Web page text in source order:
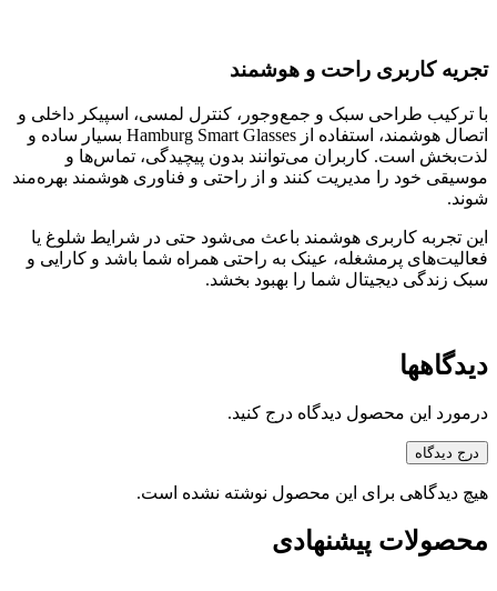
تجریه کاربری راحت و هوشمند
با ترکیب طراحی سبک و جمع‌وجور، کنترل لمسی، اسپیکر داخلی و
اتصال هوشمند، استفاده از Hamburg Smart Glasses بسیار ساده و
لذت‌بخش است. کاربران می‌توانند بدون پیچیدگی، تماس‌ها و
موسیقی خود را مدیریت کنند و از راحتی و فناوری هوشمند بهره‌مند
شوند.
این تجربه کاربری هوشمند باعث می‌شود حتی در شرایط شلوغ یا
فعالیت‌های پرمشغله، عینک به راحتی همراه شما باشد و کارایی و
سبک زندگی دیجیتال شما را بهبود بخشد.
دیدگاهها
درمورد این محصول دیدگاه درج کنید.
درج دیدگاه
هیچ دیدگاهی برای این محصول نوشته نشده است.
محصولات پیشنهادی